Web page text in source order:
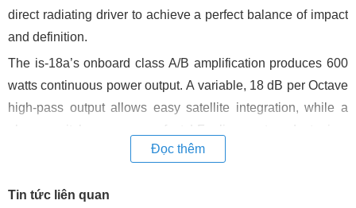
direct radiating driver to achieve a perfect balance of impact
and definition.
The is-18a’s onboard class A/B amplification produces 600
watts continuous power output. A variable, 18 dB per Octave
high-pass output allows easy satellite integration, while a
phase switch ensures perfect LF alignment and staging.
Large heat-sinks and efficient amplifier design eliminate the
Both models feature robust, multi-ply wood enclosures with
Đọc thêm
Tin tức liên quan